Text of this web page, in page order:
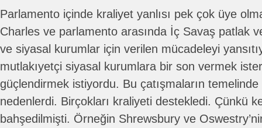
Parlamento içinde kraliyet yanlısı pek çok üye
Charles ve parlamento arasında İç Savaş patlak
ve siyasal kurumlar için verilen mücadeleyi
mutlakıyetçi siyasal kurumlara bir son vermek
güçlendirmek istiyordu. Bu çatışmaların
nedenlerdi. Birçokları kraliyeti destekledi. Çünkü
bahşedilmişti. Örneğin Shrewsbury ve